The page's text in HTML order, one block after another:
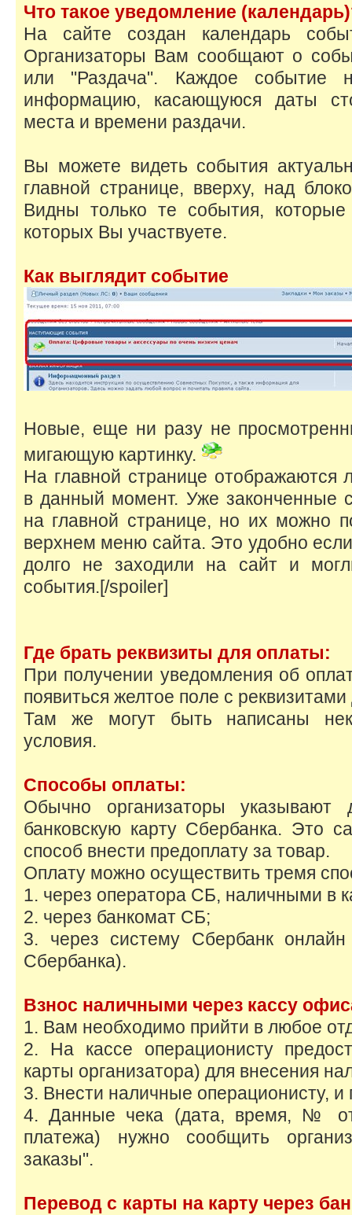
Что такое уведомление
На сайте создан календарь
Организаторы Вам сообщают о
или "Раздача". Каждое событие
информацию, касающуюся даты
места и времени раздачи.
Вы можете видеть события
главной странице, вверху, над
Видны только те события, которые
которых Вы участвуете.
Как выглядит событие
Новые, еще ни разу не
мигающую картинку.
На главной странице отображаются
в данный момент. Уже законченные
на главной странице, но их можно
верхнем меню сайта. Это удобно
долго не заходили на сайт и
события.[/spoiler]
Где брать реквизиты для оплаты:
При получении уведомления об
появиться желтое поле с
Там же могут быть написаны
условия.
Способы оплаты:
Обычно организаторы
банковскую карту Сбербанка. Это
способ внести предоплату за товар.
Оплату можно осуществить тремя
1. через оператора СБ, наличными в
2. через банкомат СБ;
3. через систему Сбербанк
Сбербанка).
Взнос наличными через кассу
1. Вам необходимо прийти в любое
2. На кассе операционисту
карты организатора) для внесения
3. Внести наличные операционисту, и
4. Данные чека (дата, время, №
платежа) нужно сообщить
заказы".
Перевод c карты на карту через